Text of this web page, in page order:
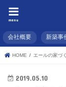
menu
会社概要 新築事
HOME エールの家づ
2019.05.10